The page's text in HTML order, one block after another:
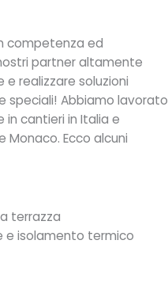
competenza ed
partner altamente
realizzare soluzioni
speciali! Abbiamo lavorato
in cantieri in Italia e
Monaco. Ecco alcuni
terrazza
e isolamento termico